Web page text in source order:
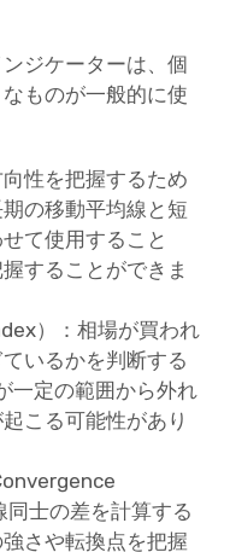
ジケーターは、個
ものが一般的に使
性を把握するため
の移動平均線と短
て使用すること
することができま
）：相場が買われ
いるかを判断する
一定の範囲から外れ
こる可能性があり
士の差を計算する
さや転換点を把握